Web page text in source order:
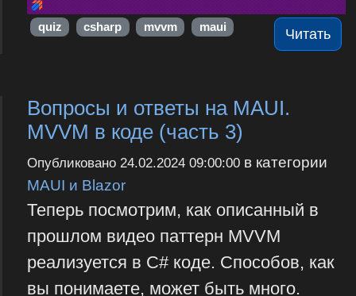
Читать
quiz csharp mvvm maui
Вопросы и ответы на MAUI.
MVVM в коде (часть 3)
Опубликовано 24.02.2024 09:00:00в категории
MAUI и Blazor
Теперь посмотрим, как описанный в
прошлом видео паттерн MVVM
реализуется в C# коде. Способов, как
вы понимаете, может быть много.